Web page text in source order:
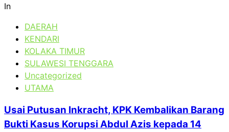
In
DAERAH
KENDARI
KOLAKA TIMUR
SULAWESI TENGGARA
Uncategorized
UTAMA
Usai Putusan Inkracht, KPK Kembalikan Barang
Bukti Kasus Korupsi Abdul Azis kepada 14